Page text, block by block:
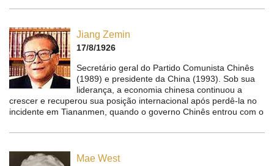
Jiang Zemin
17/8/1926
Secretário geral do Partido Comunista Chinês
(1989) e presidente da China (1993). Sob sua
liderança, a economia chinesa continuou a
crescer e recuperou sua posição internacional após perdê-la no
incidente em Tiananmen, quando o governo Chinês entrou com o
Mae West